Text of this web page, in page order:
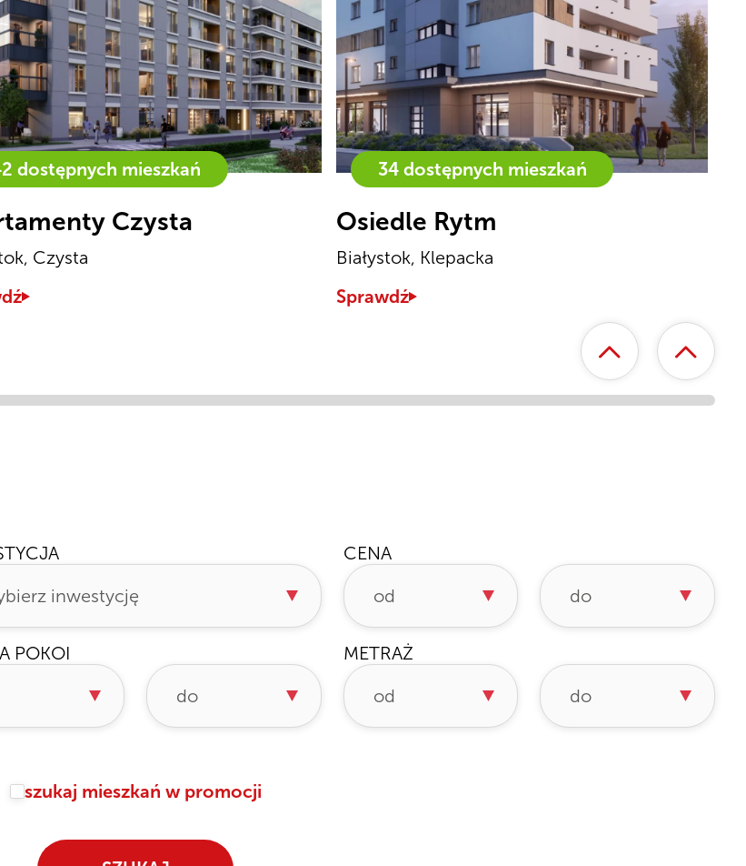
dostępnych mieszkań
Czysta
Czysta
34 dostępnych mieszkań
Osiedle Rytm
Białystok, Klepacka
Sprawdź
Poprzednie
CENA
POKOI METRAŻ
szukaj mieszkań w promocji